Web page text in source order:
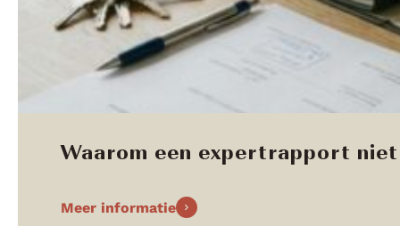
Waarom een expertrapport
Meer informatie